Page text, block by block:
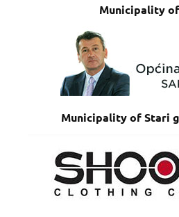
Municipality
Municipality of Stari